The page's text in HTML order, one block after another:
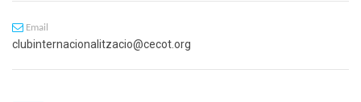
Email
clubinternacionalitzacio@cecot.org